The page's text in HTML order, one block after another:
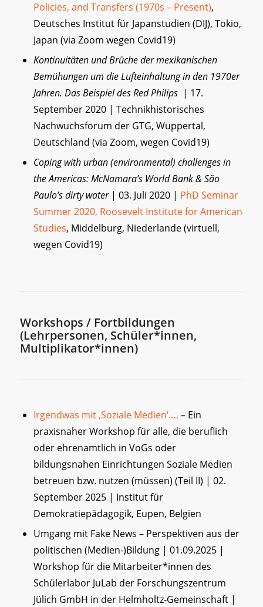
Policies, and Transfers (1970s – Present),
Deutsches Institut für Japanstudien (DIJ), Tokio,
Japan (via Zoom wegen Covid19)
Kontinuitäten und Brüche der mexikanischen
Bemühungen um die Lufteinhaltung in den 1970er
Jahren. Das Beispiel des Red Philips| 17.
September 2020 | Technikhistorisches
Nachwuchsforum der GTG, Wuppertal,
Deutschland (via Zoom, wegen Covid19)
Coping with urban (environmental) challenges in
the Americas: McNamara’s World Bank & São
Paulo’s dirty water| 03. Juli 2020 | PhD Seminar
Summer 2020, Roosevelt Institute for American
Studies, Middelburg, Niederlande (virtuell,
wegen Covid19)
Workshops / Fortbildungen
(Lehrpersonen, Schüler*innen,
Multiplikator*innen)
Irgendwas mit ‚Soziale Medien‘…. – Ein
praxisnaher Workshop für alle, die beruflich
oder ehrenamtlich in VoGs oder
bildungsnahen Einrichtungen Soziale Medien
betreuen bzw. nutzen (müssen) (Teil II) | 02.
September 2025 | Institut für
Demokratiepädagogik, Eupen, Belgien
Umgang mit Fake News – Perspektiven aus der
politischen (Medien-)Bildung | 01.09.2025 |
Workshop für die Mitarbeiter*innen des
Schülerlabor JuLab der Forschungszentrum
Jülich GmbH in der Helmholtz-Gemeinschaft |